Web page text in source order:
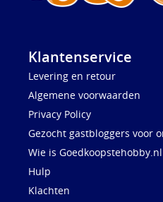
Klantenservice
Levering en retour
Algemene voorwaarden
Privacy Policy
Gezocht gastbloggers voor
Wie is Goedkoopstehobby.nl
Hulp
Klachten